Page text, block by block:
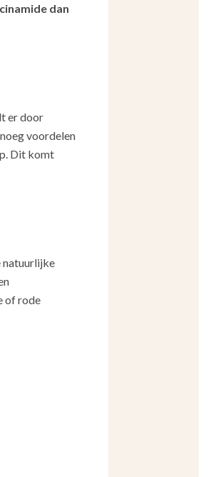
dan
er door
voordelen
Dit komt
natuurlijke
of rode